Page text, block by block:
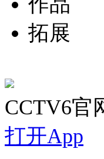
拓展
CCTV6官
打开App